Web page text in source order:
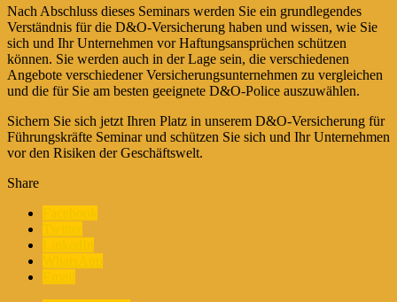
Nach Abschluss dieses Seminars werden Sie ein grundlegendes
Verständnis für die D&O-Versicherung haben und wissen, wie Sie
sich und Ihr Unternehmen vor Haftungsansprüchen schützen
können. Sie werden auch in der Lage sein, die verschiedenen
Angebote verschiedener Versicherungsunternehmen zu vergleichen
und die für Sie am besten geeignete D&O-Police auszuwählen.
Sichern Sie sich jetzt Ihren Platz in unserem D&O-Versicherung für
Führungskräfte Seminar und schützen Sie sich und Ihr Unternehmen
vor den Risiken der Geschäftswelt.
Share